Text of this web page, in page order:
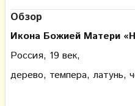
Обзор
Икона Божией Матери
Россия, 19 век,
дерево, темпера, латунь,